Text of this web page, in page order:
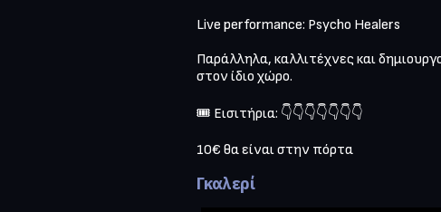
Live performance: Psycho Healers
Παράλληλα, καλλιτέχνες και
στον ίδιο χώρο.
🎟 Εισιτήρια: 👇👇👇👇👇👇👇
10€ θα είναι στην πόρτα
Γκαλερί